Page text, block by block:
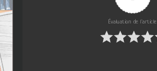
Évaluation de l'article